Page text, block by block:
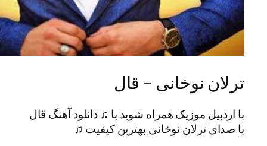
نوخانی – قال
موزیک همراه شوید با ♫ دانلود آهنگ قال
ترلان نوخانی بهترین کیفیت ♫